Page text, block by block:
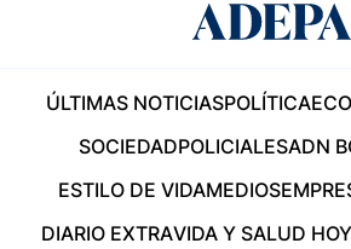
ÚLTIMAS NOTICIASPOLÍTICA
SOCIEDADPOLICIALESADN
ESTILO DE VIDAMEDIOS
DIARIO EXTRAVIDA Y SALUD HOY